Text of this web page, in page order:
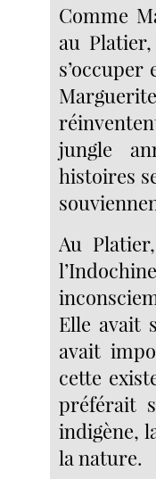
Comme
au
jungle
histoires
Au
Elle avait
avait
cette
préférait
indigène,
la nature.